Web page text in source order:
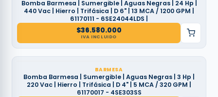
Bomba Barmesa | Sumergible | Aguas Negras | 24 Hp |
440 Vac | Hierro | Trifásica | D 6" | 13 MCA / 1200 GPM |
61170111 - 6SE24044LDS |
$36.580.000
IVA INCLUIDO
BARMESA
Bomba Barmesa | Sumergible | Aguas Negras | 3 Hp |
220 Vac | Hierro | Trifásica | D 4" | 5 MCA / 320 GPM |
61170017 - 4SE303SS